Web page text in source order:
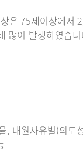
은 75세이상에
이 발생하였습
내원사유별(의